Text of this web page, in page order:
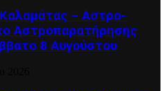
– Αστρο-
Αστροπαρατήρησης
8 Αυγούστου